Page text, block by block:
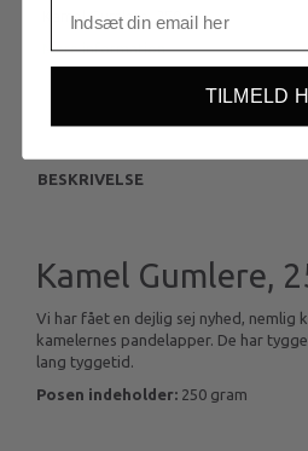
Kamel Gumlere, 250 g
Mere information
BESKRIVELSE
Kamel Gumlere,
Vi har fået en dejlig sej nyhed, nemlig
kamelernes pandelapper. De har
lang tyggetid.
Posen indeholder: 250 gram
TILMELD